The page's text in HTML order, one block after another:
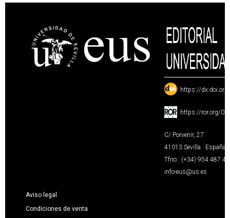
: https://
: https://ror.org/
C/ Porvenir, 27
41013 Sevilla · España
Tfno.: (+34) 954 487
info-eus@us.es
Aviso legal
Condiciones de venta